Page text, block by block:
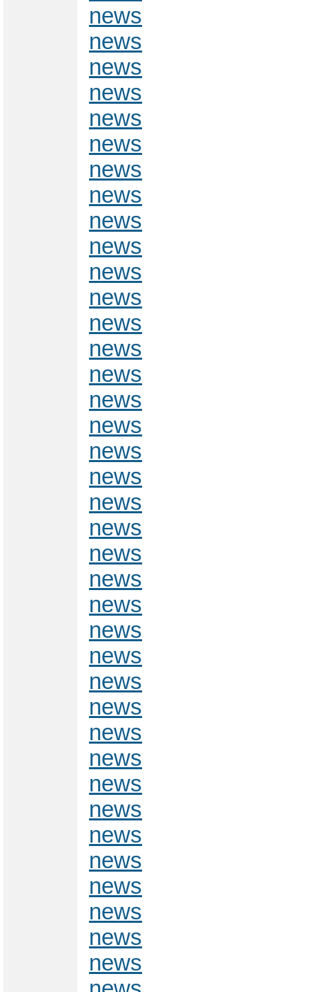
news
news
news
news
news
news
news
news
news
news
news
news
news
news
news
news
news
news
news
news
news
news
news
news
news
news
news
news
news
news
news
news
news
news
news
news
news
news